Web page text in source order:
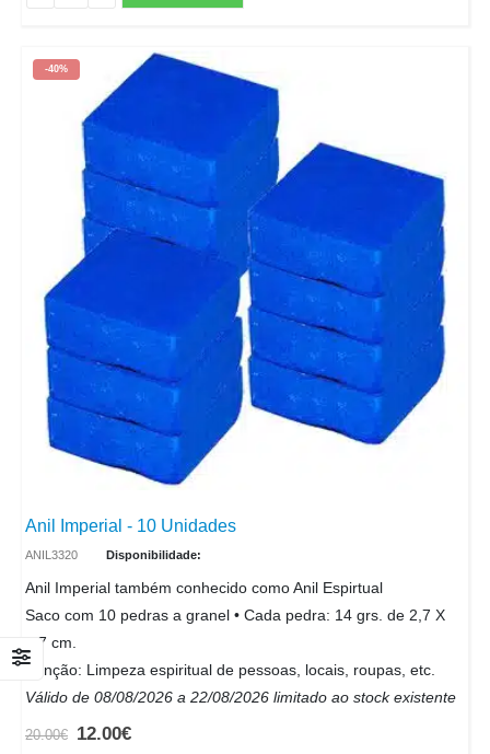
-40%
Anil Imperial - 10 Unidades
ANIL3320 Disponibilidade:
Anil Imperial também conhecido como Anil Espirtual
Saco com 10 pedras a granel • Cada pedra: 14 grs. de 2,7 X
2,7 cm.
Função: Limpeza espiritual de pessoas, locais, roupas, etc.
Válido de 08/08/2026 a 22/08/2026 limitado ao stock existente
20.00€ 12.00€